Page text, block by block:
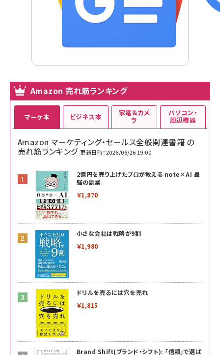
Amazon 売れ筋ランキング
マーケ本
Amazon マーケティング・セールス全般関連書籍 の
売れ筋ランキング 更新日時：2026/06/26 19:00
2億円を売り上げたプロが教える note×AI 最
強の副業
￥1,870
小さな会社は戦略が9割
￥1,980
ドリルを売るには穴を売れ
￥1,815
Brand Shift(ブランド・シフト): 「信頼」で選ば
ビジネス本 家電＆カメ
ラ
パソコン・
周辺機器